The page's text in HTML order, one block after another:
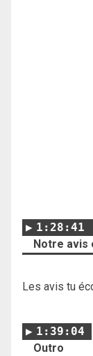
1:28:41
Notre avis
Les avis tu
1:39:04
Outro